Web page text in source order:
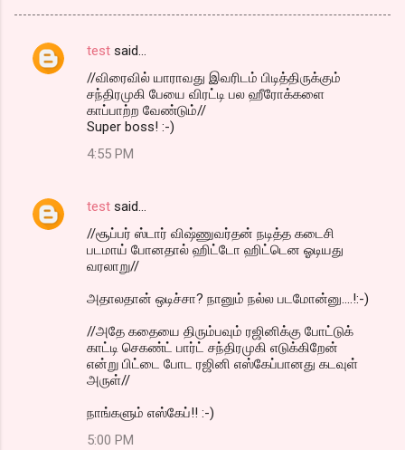
C
t
test said…
//விரைவில் யாராவது இவரிடம் பிடித்திருக்கும்
சந்திரமுகி பேயை விரட்டி பல ஹீரோக்களை
காப்பாற்ற வேண்டும்//
Super boss! :-)
4:55 PM
test said…
//சூப்பர் ஸ்டார் விஷ்ணுவர்தன் நடித்த கடைசி
படமாய் போனதால் ஹிட்டோ ஹிட்டென ஓடியது
வரலாறு//
அதாலதான் ஒடிச்சா? நானும் நல்ல படமோன்னு....!:-)
//அதே கதையை திரும்பவும் ரஜினிக்கு போட்டுக்
காட்டி செகண்ட் பார்ட் சந்திரமுகி எடுக்கிறேன்
என்று பிட்டை போட ரஜினி எஸ்கேப்பானது கடவுள்
அருள்//
நாங்களும் எஸ்கேப்!! :-)
5:00 PM